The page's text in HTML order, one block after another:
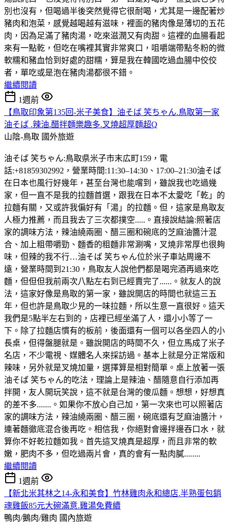
別也沒有，但喝過半後突然覺得它很耐喝，尤其是一邊配著炒
豬肉和泡菜，感覺越喝越有滋味，裡面的豬肉像是薄切的五花
肉，因為足滿了豬肉湯，吃來滋潤又有肉甜。這裡的血腸看起
來有一點乾，但吃在嘴裡其實非常爽口，咀嚼端帶點冬粉的微
軟糯和豬血恰到好處的甜糯，算是我在韓國吃過血腸中佼佼
者，單吃或是泡在豬肉湯都很不錯。
繼續閱讀
1週前
【鳥取印象第135回-米子美食】油そば 笑ちゃん.鳥取第一家
油そば .辣油.醋拌麵樂趣多.叉燒超厚麵超Q
山陰-鳥取 國外旅遊
油そば 笑ちゃん:鳥取県米子市末広町159，電
話:+81859302992，營業時間:11:30–14:30、17:00–21:30油そば
在日本也風行好幾年，甚至台灣也能嚐到，雖說我也吃過幾
家，但一直不是我的拉麵首選，跟我在日本不太愛吃「乾」的
拉麵有關，又或許我偏好有「湯」的拉麵。但，這家是鳥取友
人極力推薦，而且我去了三次都撲空.....。直接說結論:照著店
家的調味方法，辣油繞兩圈、醋三圈和碗底的芝麻油醬汁混
合、加上粗帶嚼勁、麵香的粗麵非常涮嘴，叉燒非常厚也很夠
味，但辣的我不行…油そば 笑ちゃん位於米子車站周邊不
遠，營業時間到21:30，鳥取友人說他們都是喝完酒再過來吃
麵，但但但我前兩次八點左右到已經賣完了......。就友人的說
法，這家好像是鳥取的第一家，雖說開店的時間也就這三五
年，但也許是鳥取少見的一味拉麵，所以生意一直很好。這天
我們是5點半左右到的，店裡已經坐滿了人，還小小等了一
下。除了拉麵店慣有的板前，後面還有一個可以各坐四人的小
長桌，但得盤腿就是。雖說開店的時間不久，但立馬成了米子
名店，不少電視、媒體名人來採訪過。基本上就是分正常版和
辣味，另外就是叉燒加量，選擇算是相對簡單。桌上放著一張
油そば 笑ちゃん的吃法，理論上是辣油、醋隨意自行添加再
拌開，友人開玩笑說，這不就是台灣的傻瓜麵。想想，好想真
的差不多.......。如果你不放心自己加，第一次來也可以照著店
家的調味方法，辣油繞兩圈、醋三圈，碗底還有芝麻油醬汁，
連著麵徹底混合後再吃。相信我，你絕對會邊拌邊吞口水，就
算你不好乾拉麵如我。首先這叉燒真是超厚，而且非常的軟
嫩，肥肉不多，但吃過兩片會，真的會有一點肉膩........
繼續閱讀
1週前
【新北米其林之14-永和美食】竹林雞肉永和總店.半熟蛋包銷
魂雞飯85元大碗滿意.雞湯免費續
鴨肉/鵝肉/雞肉 國內旅遊